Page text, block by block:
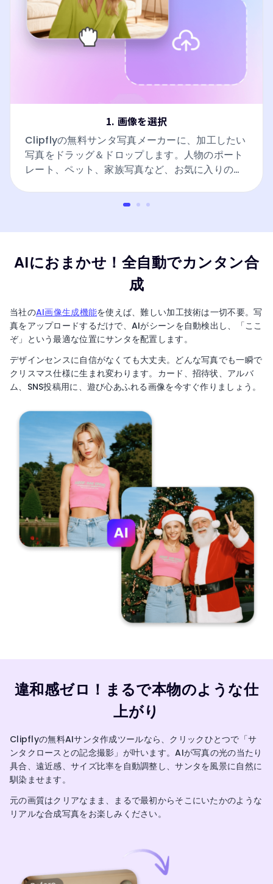
1. 画像を選択
Clipflyの無料サンタ写真メーカーに、加工したい
写真をドラッグ＆ドロップします。人物のポート
レート、ペット、家族写真など、お気に入りの一
AIにおまかせ！全自動でカンタン合
成
当社のAI画像生成機能を使えば、難しい加工技術は一切不要。写
真をアップロードするだけで、AIがシーンを自動検出し、「ここ
ぞ」という最適な位置にサンタを配置します。
デザインセンスに自信がなくても大丈夫。どんな写真でも一瞬で
クリスマス仕様に生まれ変わります。カード、招待状、アルバ
ム、SNS投稿用に、遊び心あふれる画像を今すぐ作りましょう。
違和感ゼロ！まるで本物のような仕
上がり
Clipflyの無料AIサンタ作成ツールなら、クリックひとつで「サ
ンタクロースとの記念撮影」が叶います。AIが写真の光の当たり
具合、遠近感、サイズ比率を自動調整し、サンタを風景に自然に
馴染ませます。
元の画質はクリアなまま、まるで最初からそこにいたかのような
リアルな合成写真をお楽しみください。